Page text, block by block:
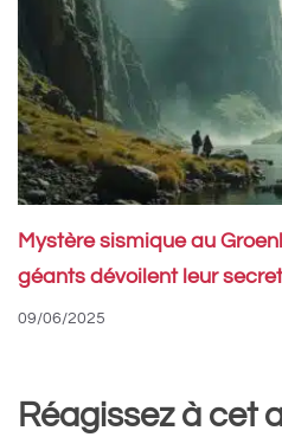
Mystère sismique au
géants dévoilent leur secret
09/06/2025
Réagissez à cet